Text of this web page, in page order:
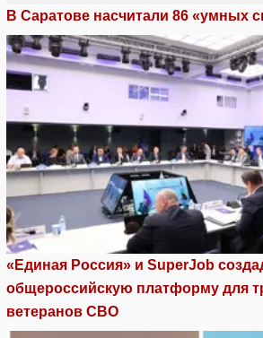
В Саратове насчитали 86 «умных
«Единая Россия» и SuperJob
общероссийскую платформу для
ветеранов СВО